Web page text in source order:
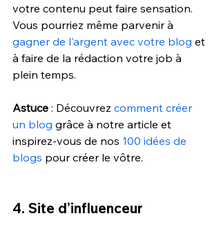
votre contenu peut faire sensation.
Vous pourriez même parvenir à
gagner de l'argent avec votre blog et
à faire de la rédaction votre job à
plein temps.
Astuce : Découvrez comment créer
un blog grâce à notre article et
inspirez-vous de nos 100 idées de
blogs pour créer le vôtre.
4. Site d’influenceur